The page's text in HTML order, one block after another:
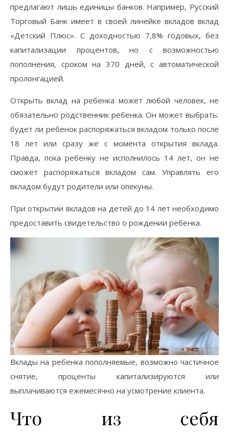
предлагают лишь единицы банков. Например, Русский
Торговый Банк имеет в своей линейке вкладов вклад
«Детский Плюс». С доходностью 7,8% годовых, без
капитализации процентов, но с возможностью
пополнения, сроком на 370 дней, с автоматической
пролонгацией.
Открыть вклад на ребенка может любой человек, не
обязательно родственник ребенка. Он может выбрать:
будет ли ребенок распоряжаться вкладом только после
18 лет или сразу же с момента открытия вклада.
Правда, пока ребенку не исполнилось 14 лет, он не
сможет распоряжаться вкладом сам. Управлять его
вкладом будут родители или опекуны.
При открытии вкладов на детей до 14 лет необходимо
предоставить свидетельство о рождении ребенка.
Вклады на ребенка пополняемые, возможно частичное
снятие, проценты капитализируются или
выплачиваются ежемесячно на усмотрение клиента.
Что из себя